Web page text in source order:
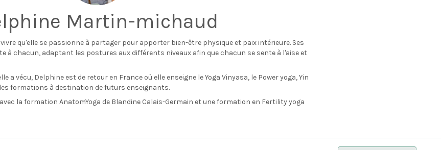
Martin-michaud
qu'elle se passionne à partager pour apporter bien-être physique et paix intérieure. Ses
à chacun, adaptant les postures aux différents niveaux afin que chacun se sente à l'aise et
a vécu, Delphine est de retour en France où elle enseigne le Yoga Vinyasa, le Power yoga, Yin
formations à destination de futurs enseignants.
la formation AnatomYoga de Blandine Calais-Germain et une formation en Fertility yoga